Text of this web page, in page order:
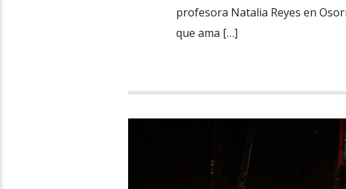
profesora Natalia Reyes en
que ama […]